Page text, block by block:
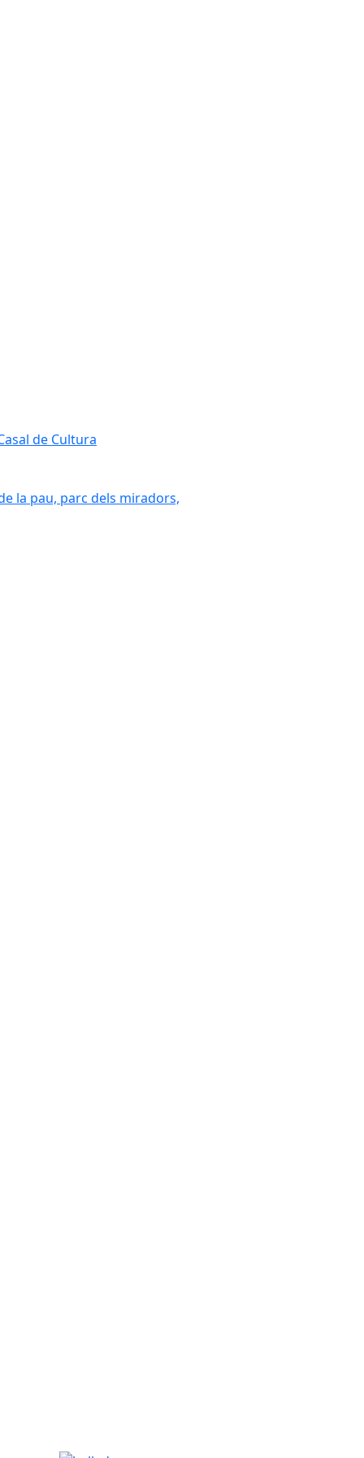
de Cultura
la pau, parc dels miradors,